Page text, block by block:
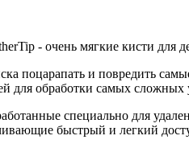
- очень мягкие кисти для
поцарапать и повредить
для обработки самых сложных
специально для
быстрый и легкий